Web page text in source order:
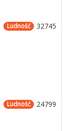
32745
Ludność
24799
Ludność